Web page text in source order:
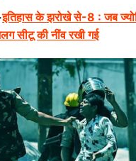
इतिहास के झरोखे से-8 : जब
सीटू की नींव रखी गई